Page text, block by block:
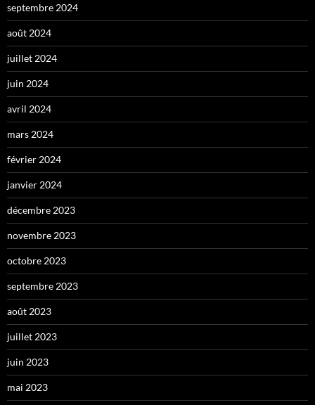
septembre 2024
août 2024
juillet 2024
juin 2024
avril 2024
mars 2024
février 2024
janvier 2024
décembre 2023
novembre 2023
octobre 2023
septembre 2023
août 2023
juillet 2023
juin 2023
mai 2023